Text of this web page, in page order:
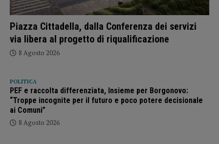
Piazza Cittadella, dalla Conferenza dei servizi
via libera al progetto di riqualificazione
8 Agosto 2026
POLITICA
PEF e raccolta differenziata, Insieme per Borgonovo:
“Troppe incognite per il futuro e poco potere decisionale
ai Comuni”
8 Agosto 2026